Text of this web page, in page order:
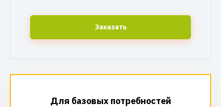
Заказать
Для базовых потребностей